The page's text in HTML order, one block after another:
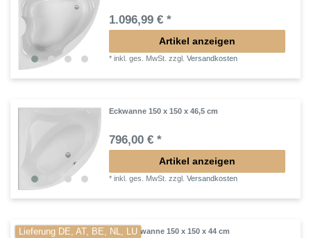
1.096,99 € *
Artikel anzeigen
*inkl. ges. MwSt. zzgl.Versandkosten
Eckwanne 150 x 150 x 46,5 cm
796,00 € *
Artikel anzeigen
*inkl. ges. MwSt. zzgl.Versandkosten
Lieferung DE, AT, BE, NL, LUEckbadewanne 150 x 150 x 44 cm